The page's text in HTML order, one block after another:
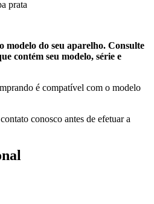
prata
modelo do seu aparelho. Consulte
contém seu modelo, série e
é compatível com o modelo
conosco antes de efetuar a